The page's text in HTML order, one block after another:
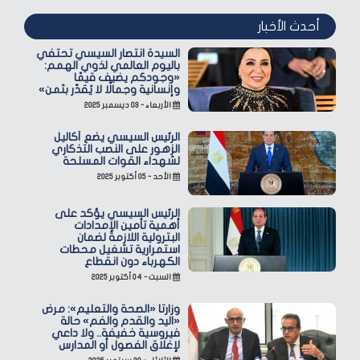
أحدث الأخبار
السيدة انتصار السيسي تحتفي
باليوم العالمي لذوي الهمم:
«وجودكم يضيف قيمًا
وإنسانية وجمالًا لا يُقدّر بثمن»
الأربعاء - ٠٣ ديسمبر ٢٠٢٥
الرئيس السيسي يضع أكاليل
الزهور على النصب التذكاري
لشهداء القوات المسلحة
الأحد - ٠٥ أكتوبر ٢٠٢٥
الرئيس السيسي يؤكد على
أهمية تأمين الإمدادات
البترولية اللازمة لضمان
استمرارية تشغيل محطات
الكهرباء دون انقطاع
السبت - ٠٤ أكتوبر ٢٠٢٥
وزارتا «الصحة والتعليم»: مرض
«اليد والقدم والفم» حالة
فيروسية خفيفة.. ولا داعي
لإغلاق الفصول أو المدارس